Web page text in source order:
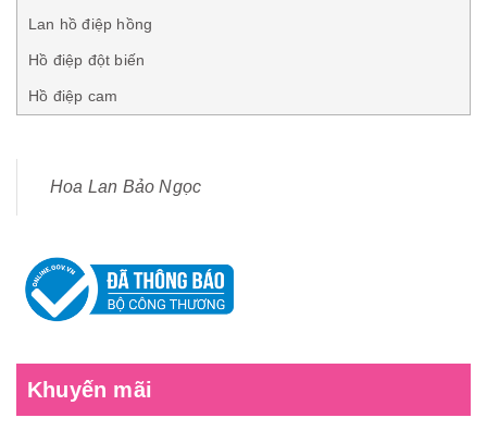
Lan hồ điệp hồng
Hồ điệp đột biến
Hồ điệp cam
Hoa Lan Bảo Ngọc
Khuyến mãi